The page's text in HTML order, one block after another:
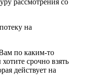
рассмотрения со
по каким-то
срочно взять
действует на